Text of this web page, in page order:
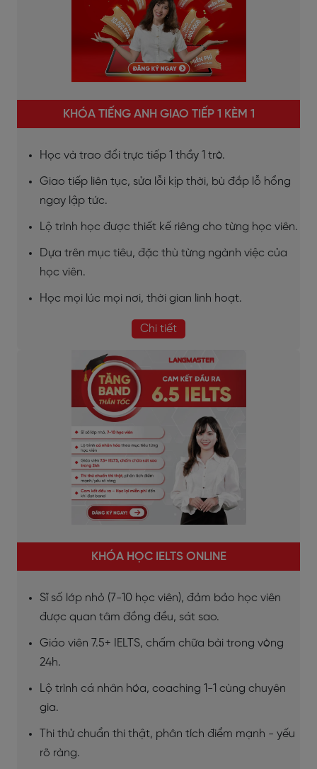
KHÓA TIẾNG ANH GIAO TIẾP 1 KÈM 1
Học và trao đổi trực tiếp 1 thầy 1 trò.
Giao tiếp liên tục, sửa lỗi kịp thời, bù đắp lỗ hổng
ngay lập tức.
Lộ trình học được thiết kế riêng cho từng học viên.
Dựa trên mục tiêu, đặc thù từng ngành việc của
học viên.
Học mọi lúc mọi nơi, thời gian linh hoạt.
Chi tiết
KHÓA HỌC IELTS ONLINE
Sĩ số lớp nhỏ (7-10 học viên), đảm bảo học viên
được quan tâm đồng đều, sát sao.
Giáo viên 7.5+ IELTS, chấm chữa bài trong vòng
24h.
Lộ trình cá nhân hóa, coaching 1-1 cùng chuyên
gia.
Thi thử chuẩn thi thật, phân tích điểm mạnh - yếu
rõ ràng.